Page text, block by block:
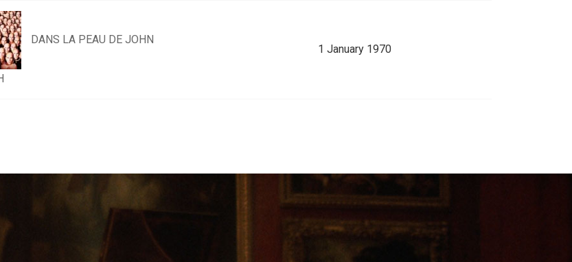
DANS LA PEAU DE JOHN
1 January 1970